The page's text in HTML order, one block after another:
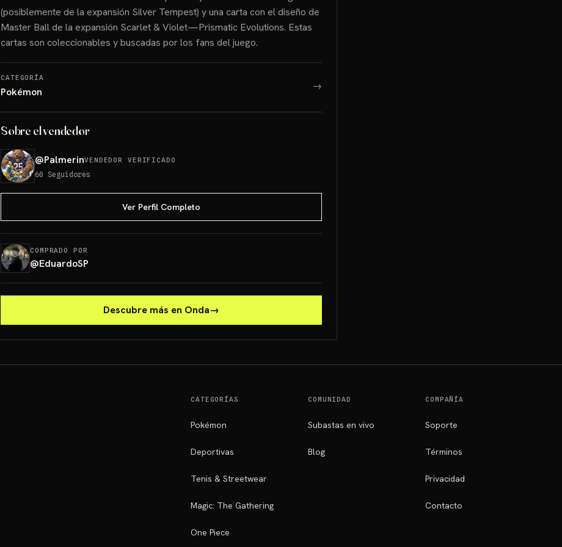
(posiblemente de la expansión Silver Tempest) y una carta con el diseño de
Master Ball de la expansión Scarlet & Violet—Prismatic Evolutions. Estas
cartas son coleccionables y buscadas por los fans del juego.
CATEGORÍA
Pokémon →
Sobre el vendedor
@PalmerinVENDEDOR VERIFICADO
60 Seguidores
Ver Perfil Completo
COMPRADO POR
@EduardoSP
Descubre más en Onda→
CATEGORÍAS
Pokémon
Deportivas
Tenis & Streetwear
Magic: The Gathering
One Piece
COMUNIDAD
Subastas en vivo
Blog
COMPAÑÍA
Soporte
Términos
Privacidad
Contacto